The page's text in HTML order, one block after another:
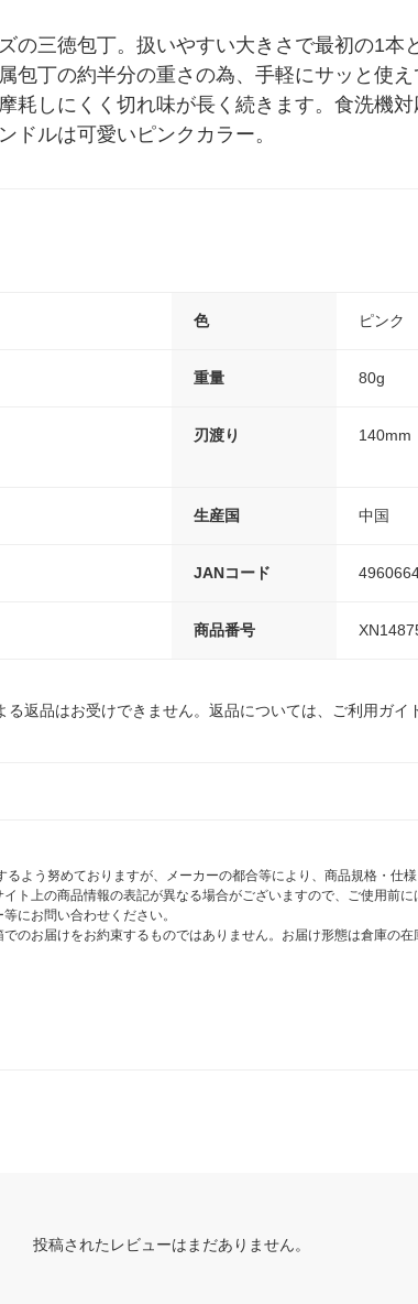
の三徳包丁。扱いやすい大きさで最初の1本
包丁の約半分の重さの為、手軽にサッと使
耗しにくく切れ味が長く続きます。食洗機
ドルは可愛いピンクカラー。
色 ピンク
重量 80g
刃渡り 140mm
生産国 中国
JANコード
商品番号
る返品はお受けできません。返品については、ご利用ガ
よう努めておりますが、メーカーの都合等により、商品規格・仕
ト上の商品情報の表記が異なる場合がございますので、ご使用前
にお問い合わせください。
のお届けをお約束するものではありません。お届け形態は倉庫の
投稿されたレビューはまだありません。